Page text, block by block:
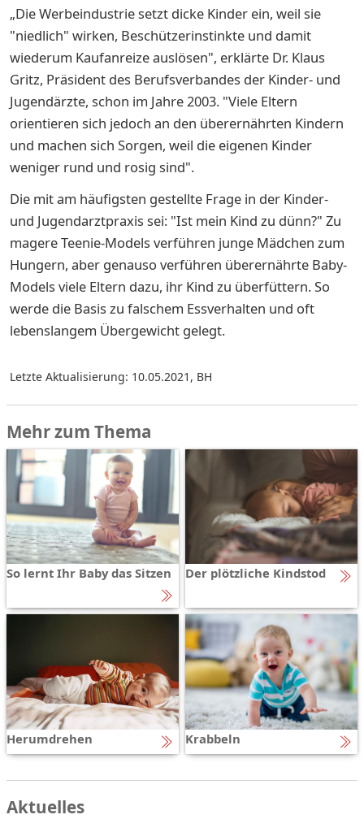
„Die Werbeindustrie setzt dicke Kinder ein, weil sie
"niedlich" wirken, Beschützerinstinkte und damit
wiederum Kaufanreize auslösen", erklärte Dr. Klaus
Gritz, Präsident des Berufsverbandes der Kinder- und
Jugendärzte, schon im Jahre 2003. "Viele Eltern
orientieren sich jedoch an den überernährten Kindern
und machen sich Sorgen, weil die eigenen Kinder
weniger rund und rosig sind".
Die mit am häufigsten gestellte Frage in der Kinder-
und Jugendarztpraxis sei: "Ist mein Kind zu dünn?" Zu
magere Teenie-Models verführen junge Mädchen zum
Hungern, aber genauso verführen überernährte Baby-
Models viele Eltern dazu, ihr Kind zu überfüttern. So
werde die Basis zu falschem Essverhalten und oft
lebenslangem Übergewicht gelegt.
Letzte Aktualisierung: 10.05.2021 , BH
Mehr zum Thema
So lernt Ihr Baby das Sitzen Der plötzliche Kindstod
Herumdrehen Krabbeln
Aktuelles